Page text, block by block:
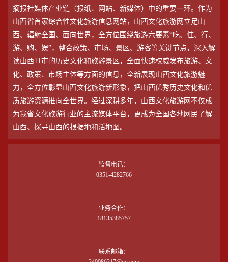
摘报社媒体产业链（报纸、网站、新媒体）中的重要一环。作为
山西省首家综合性文化旅游信息网站，山西文化旅游网立足山
西、辐射全国、面向世界，全方位围绕旅游六要素“吃、住、行、
游、购、娱”，整合政策、市场、景区、游客等关键节点，深入解
读山西11市的历史文化和旅游景区，全面快速权威发布旅游、文
化、政策、市场主体等方面的信息，全新展现山西文化旅游魅
力，全方位彰显山西文化旅游新形象，把山西优秀历史文化和优
质旅游资源推向全世界。经过深耕多年，山西文化旅游网不仅成
为我省文化旅游行业的主流媒体平台，更成为全国各地网民了解
山西、探寻山西的根据地和活地图。
监督电话：
0351-4282766
业务合作：
18135385757
联系邮箱：